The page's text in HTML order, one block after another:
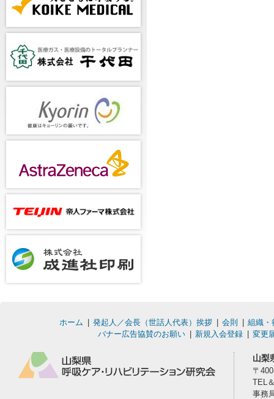
ホーム 発起人／会長（世話人代表）挨拶 会則
組織・
バナー広告協賛のお願い
新規入会登録 変更
山梨
〒
TEL
事務